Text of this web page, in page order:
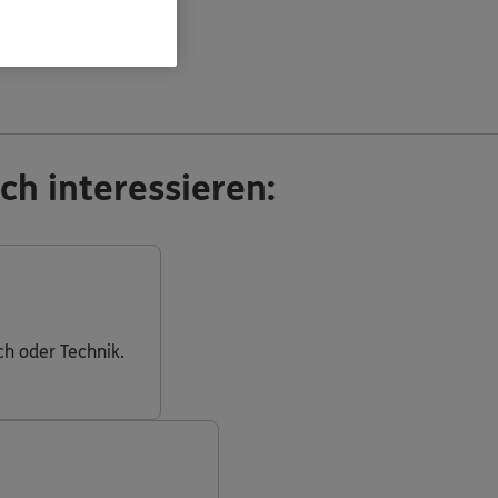
interessieren:
oder Technik.